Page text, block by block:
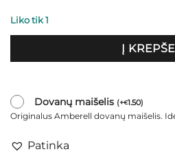
Liko tik 1
Į
Dovanų maišelis (+€1.50)
Originalus Amberell dovanų maišelis.
Patinka